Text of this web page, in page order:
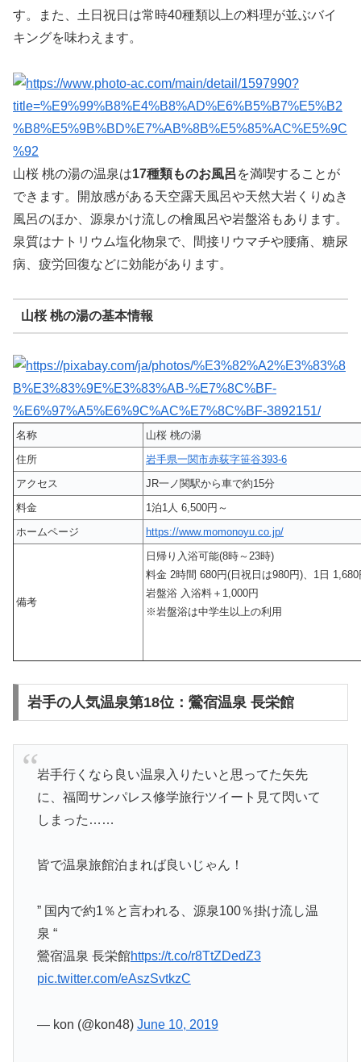
す。また、土日祝日は常時40種類以上の料理が並ぶバイ
キングを味わえます。
山桜 桃の湯の温泉は17種類ものお風呂を満喫することが
できます。開放感がある天空露天風呂や天然大岩くりぬき
風呂のほか、源泉かけ流しの檜風呂や岩盤浴もあります。
泉質はナトリウム塩化物泉で、間接リウマチや腰痛、糖尿
病、疲労回復などに効能があります。
山桜 桃の湯の基本情報
名称
山桜 桃の湯
住所
岩手県一関市赤荻字笹谷393-6
アクセス
JR一ノ関駅から車で約15分
料金
1泊1人 6,500円～
ホームページ
https://www.momonoyu.co.jp/
備考
日帰り入浴可能(8時～23時)
料金 2時間 680円(日祝日は980円)、1日 1,680
岩盤浴 入浴料＋1,000円
※岩盤浴は中学生以上の利用
岩手の人気温泉第18位：鶯宿温泉 長栄館
岩手行くなら良い温泉入りたいと思ってた矢先
に、福岡サンパレス修学旅行ツイート見て閃いて
しまった……
皆で温泉旅館泊まれば良いじゃん！
” 国内で約1％と言われる、源泉100％掛け流し温
泉 “
鶯宿温泉 長栄館https://t.co/r8TtZDedZ3
pic.twitter.com/eAszSvtkzC
— kon (@kon48) June 10, 2019